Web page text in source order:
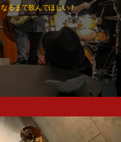
るまで飲んでほしい！